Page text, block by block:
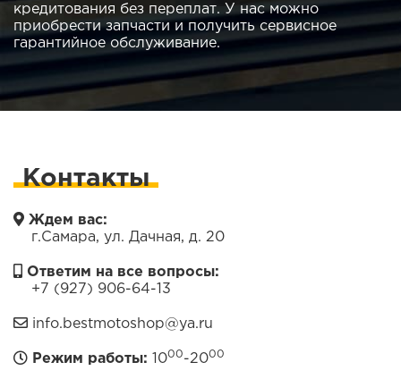
кредитования без переплат. У нас можно
приобрести запчасти и получить сервисное
гарантийное обслуживание.
Контакты
Ждем вас:
г.Самара, ул. Дачная, д. 20
Ответим на все вопросы:
+7 (927) 906-64-13
info.bestmotoshop@ya.ru
Режим работы: 1000-2000